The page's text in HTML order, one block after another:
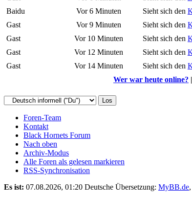
Baidu
Vor 6 Minuten Sieht sich den
Gast
Vor 9 Minuten Sieht sich den
Gast
Vor 10 Minuten Sieht sich den
Gast
Vor 12 Minuten Sieht sich den
Gast
Vor 14 Minuten Sieht sich den
Wer war heute online? |
Foren-Team
Kontakt
Black Hornets Forum
Nach oben
Archiv-Modus
Alle Foren als gelesen markieren
RSS-Synchronisation
Es ist: 07.08.2026, 01:20 Deutsche Übersetzung: MyBB.de